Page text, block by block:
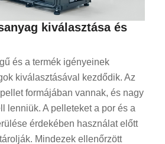
kiválasztása és
és a termék igényeinek
kiválasztásával kezdődik. Az
formájában vannak, és nagy
lenniük. A pelleteket a por és a
érdekében használat előtt
Mindezek ellenőrzött